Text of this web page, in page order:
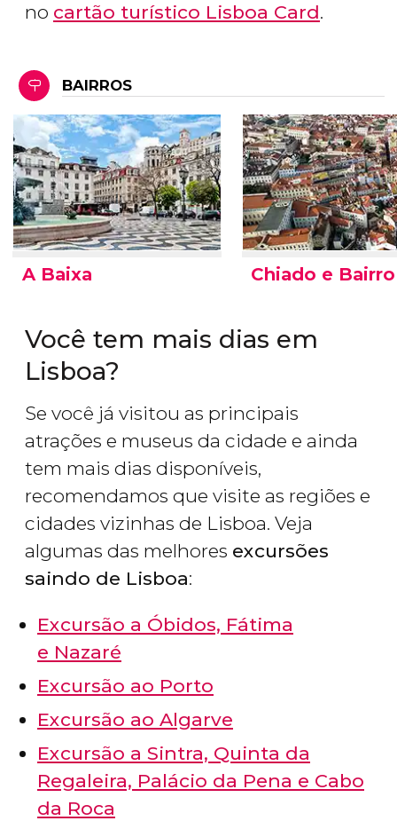
no cartão turístico Lisboa Card.
BAIRROS
A Baixa Chiado e
Você tem mais dias em
Lisboa?
Se você já visitou as principais
atrações e museus da cidade e ainda
tem mais dias disponíveis,
recomendamos que visite as regiões e
cidades vizinhas de Lisboa. Veja
algumas das melhores excursões
saindo de Lisboa:
Excursão a Óbidos, Fátima
e Nazaré
Excursão ao Porto
Excursão ao Algarve
Excursão a Sintra, Quinta da
Regaleira, Palácio da Pena e Cabo
da Roca